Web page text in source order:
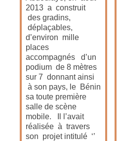
2013 a construit
des gradins,
déplaçables,
d’environ mille
places
accompagnés d’un
podium de 8 mètres
sur 7 donnant ainsi
à son pays, le Bénin
sa toute première
salle de scène
mobile. Il l’avait
réalisée à travers
son projet intitulé ‘’